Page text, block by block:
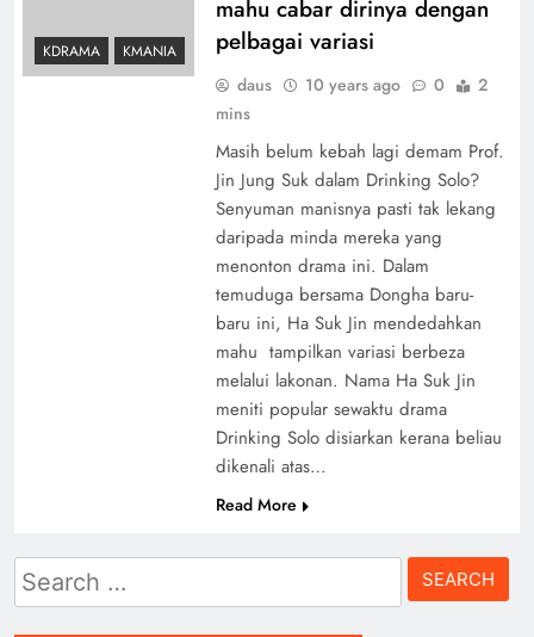
KDRAMA KMANIA
mahu cabar dirinya dengan
pelbagai variasi
daus 10 years ago 0
2
mins
Masih belum kebah lagi demam Prof.
Jin Jung Suk dalam Drinking Solo?
Senyuman manisnya pasti tak lekang
daripada minda mereka yang
menonton drama ini. Dalam
temuduga bersama Dongha baru-
baru ini, Ha Suk Jin mendedahkan
mahu tampilkan variasi berbeza
melalui lakonan. Nama Ha Suk Jin
meniti popular sewaktu drama
Drinking Solo disiarkan kerana beliau
dikenali atas…
Read More
Search
for: